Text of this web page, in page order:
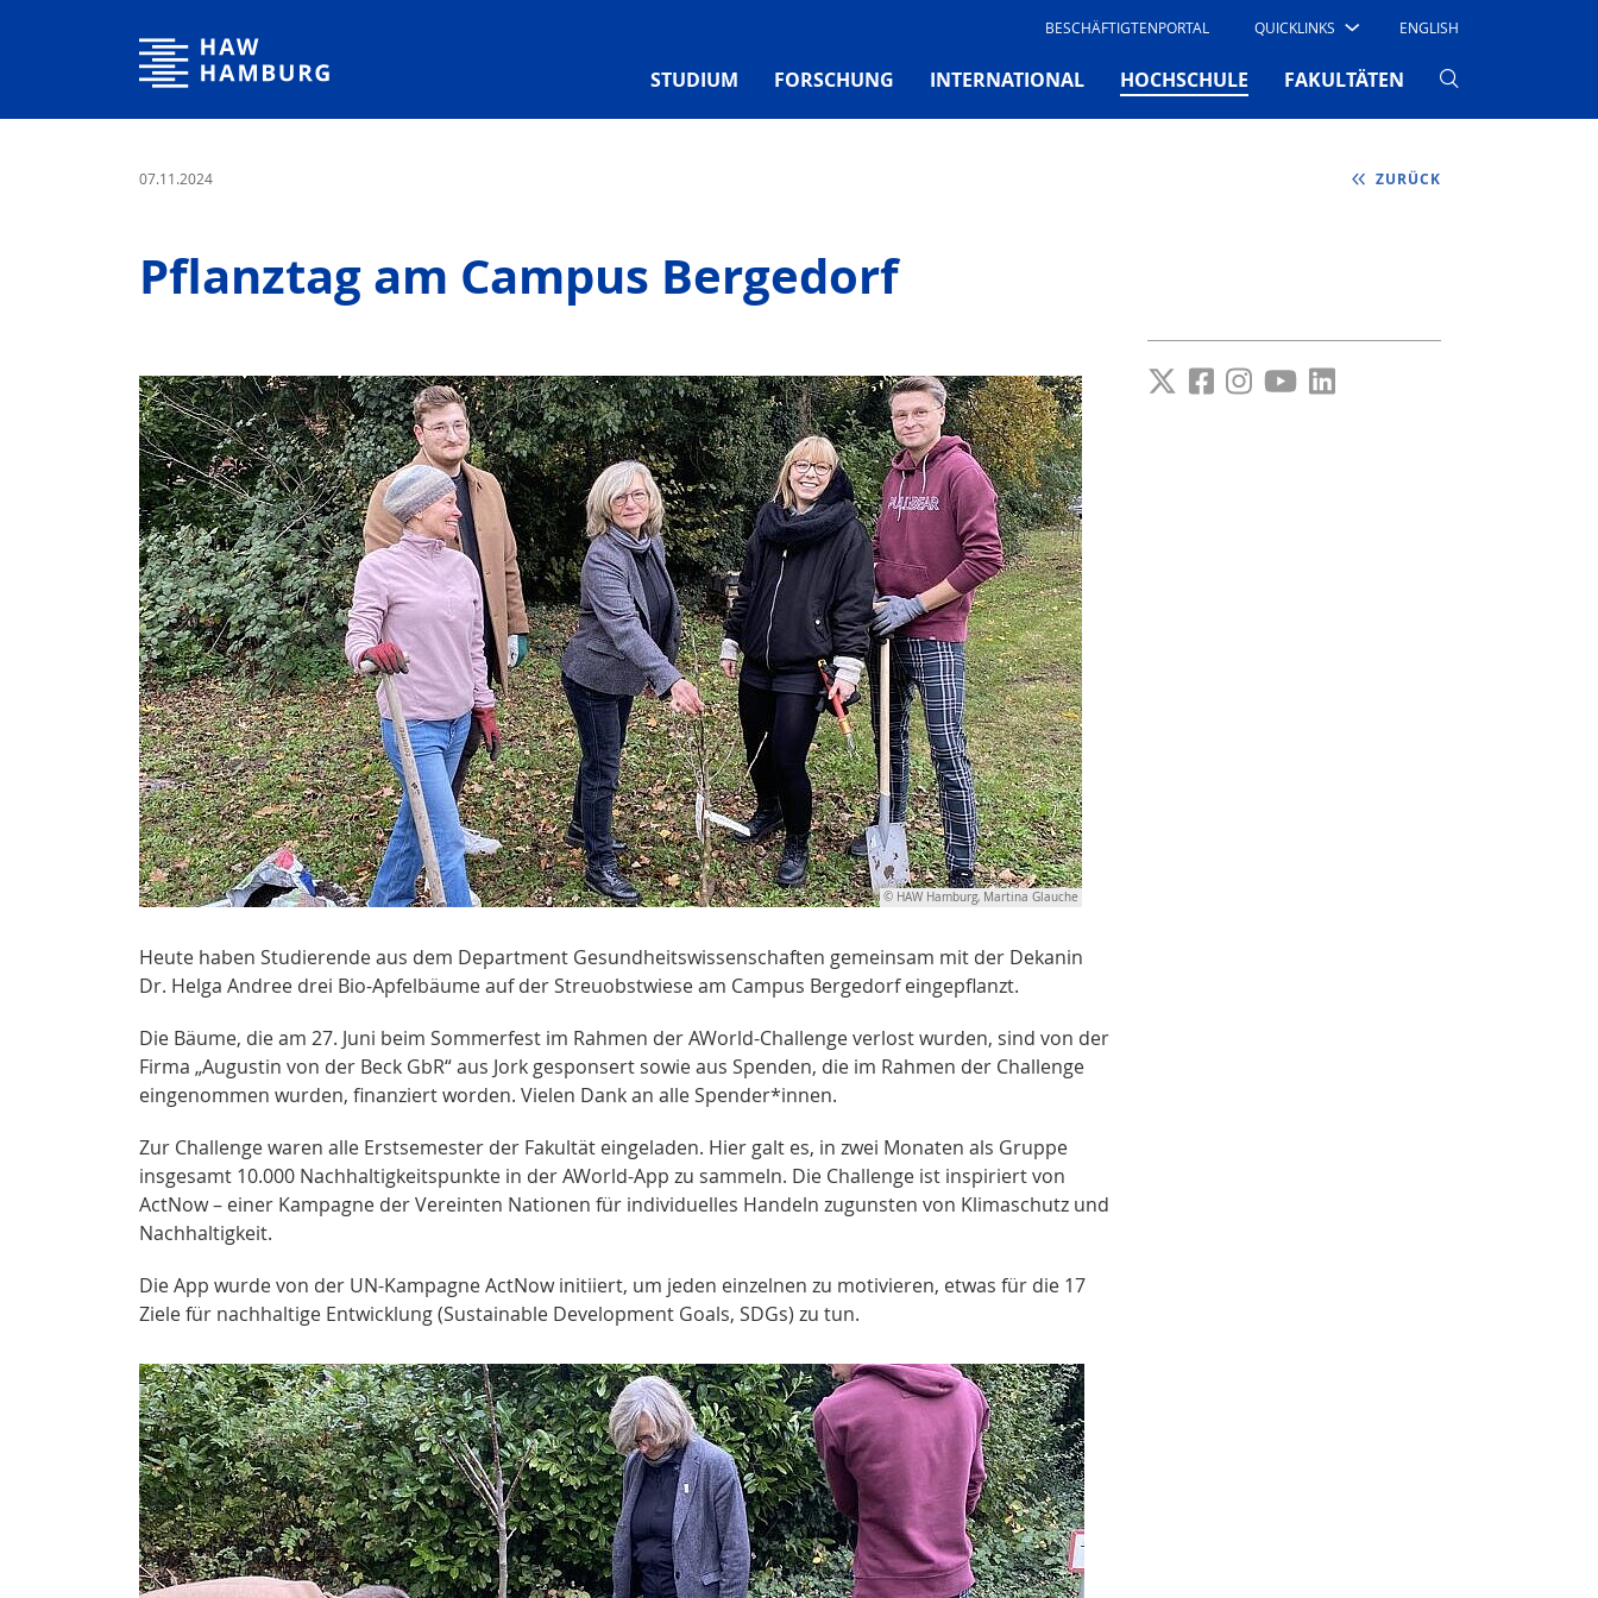
Hochschule für Angewandte Wissenschaften Hamburg BESCHÄFTIGTENPORTAL QUICKLINKS ENGLISH
STUDIUM FORSCHUNG INTERNATIONAL HOCHSCHULE (CURRENT)
FAKULTÄTEN
07.11.2024 ZURÜCK
Pflanztag am Campus Bergedorf
© HAW Hamburg, Martina Glauche
Heute haben Studierende aus dem Department Gesundheitswissenschaften gemeinsam mit der Dekanin
Dr. Helga Andree drei Bio-Apfelbäume auf der Streuobstwiese am Campus Bergedorf eingepflanzt.
Die Bäume, die am 27. Juni beim Sommerfest im Rahmen der AWorld-Challenge verlost wurden, sind von der
Firma „Augustin von der Beck GbR“ aus Jork gesponsert sowie aus Spenden, die im Rahmen der Challenge
eingenommen wurden, finanziert worden. Vielen Dank an alle Spender*innen.
Zur Challenge waren alle Erstsemester der Fakultät eingeladen. Hier galt es, in zwei Monaten als Gruppe
insgesamt 10.000 Nachhaltigkeitspunkte in der AWorld-App zu sammeln. Die Challenge ist inspiriert von
ActNow – einer Kampagne der Vereinten Nationen für individuelles Handeln zugunsten von Klimaschutz und
Nachhaltigkeit.
Die App wurde von der UN-Kampagne ActNow initiiert, um jeden einzelnen zu motivieren, etwas für die 17
Ziele für nachhaltige Entwicklung (Sustainable Development Goals, SDGs) zu tun.